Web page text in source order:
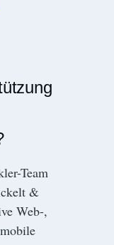
Team
&
Web-,